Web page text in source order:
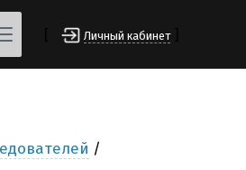
Личный кабинет